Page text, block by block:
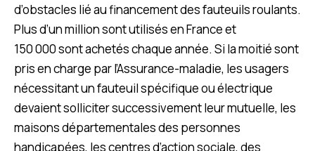
d’obstacles lié au financement des fauteuils roulants.
Plus d’un million sont utilisés en France et
150 000 sont achetés chaque année. Si la moitié sont
pris en charge par l’Assurance-maladie, les usagers
nécessitant un fauteuil spécifique ou électrique
devaient solliciter successivement leur mutuelle, les
maisons départementales des personnes
handicapées, les centres d’action sociale, des